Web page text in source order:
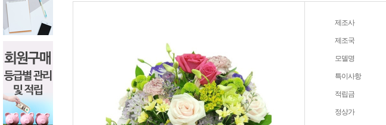
제조사
제조국
모델명
특이사항
적립금
정상가